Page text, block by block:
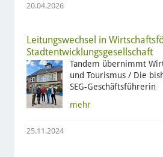
20.04.2026
Leitungswechsel in
Stadtentwicklungsgesellschaft
Tandem übernimmt
und Tourismus / Die
SEG-Geschäftsführerin
mehr
25.11.2024